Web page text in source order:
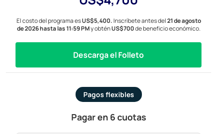
El costo del programa esUS$5,400. Inscríbete antes del21 de agosto
de 2026 hasta las 11:59 PMy obténUS$700de beneficio económico.
Descarga el Folleto
Pagos flexibles
Pagar en 6 cuotas